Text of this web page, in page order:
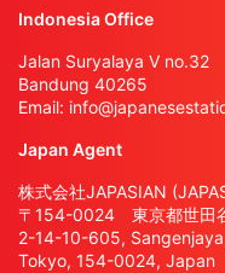
Indonesia Office
Jalan Suryalaya V no.32
Bandung 40265
Email:
Japan Agent
株式会社JAPASIAN
〒154-0024 東京都世田
2-14-10-605,
Tokyo, 154-0024, Japan